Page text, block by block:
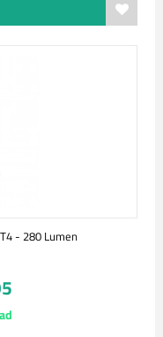
- 280 Lumen